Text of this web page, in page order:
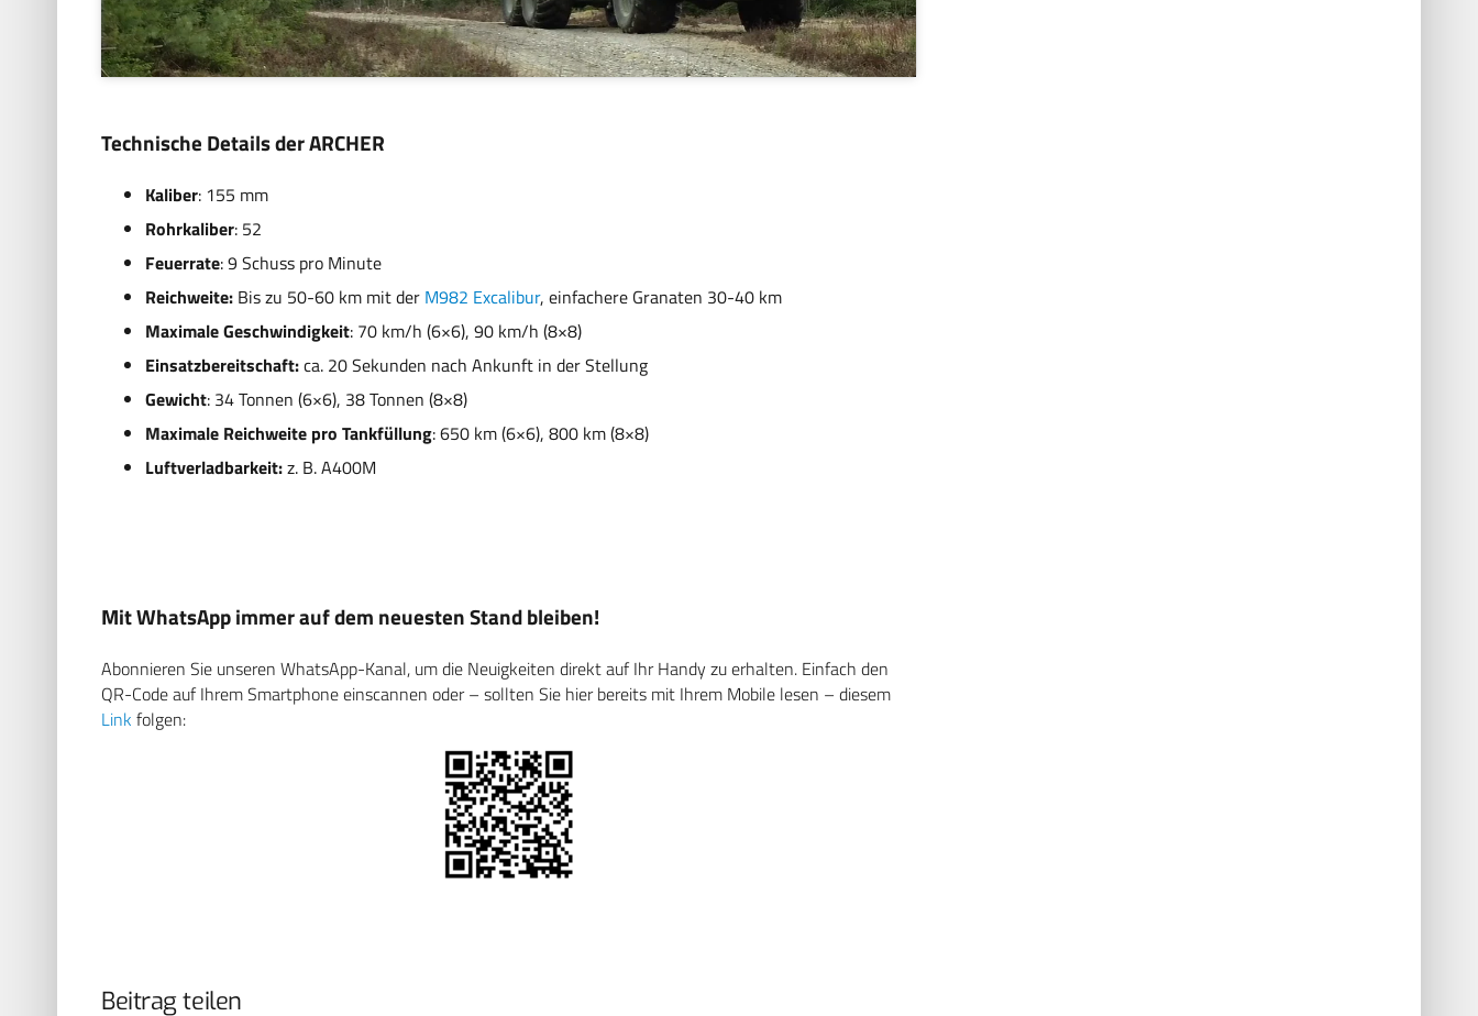
Technische Details der ARCHER
Kaliber: 155 mm
Rohrkaliber: 52
Feuerrate: 9 Schuss pro Minute
Reichweite: Bis zu 50-60 km mit der M982 Excalibur, einfachere Granaten 30-40 km
Maximale Geschwindigkeit: 70 km/h (6×6), 90 km/h (8×8)
Einsatzbereitschaft:ca. 20 Sekunden nach Ankunft in der Stellung
Gewicht: 34 Tonnen (6×6), 38 Tonnen (8×8)
Maximale Reichweite pro Tankfüllung: 650 km​ (6×6), 800 km (8×8)
Luftverladbarkeit:z. B. A400M
Mit WhatsApp immer auf dem neuesten Stand bleiben!
Abonnieren Sie unseren WhatsApp-Kanal, um die Neuigkeiten direkt auf Ihr Handy zu erhalten. Einfach den
QR-Code auf Ihrem Smartphone einscannen oder – sollten Sie hier bereits mit Ihrem Mobile lesen – diesem
Link folgen:
Beitrag teilen